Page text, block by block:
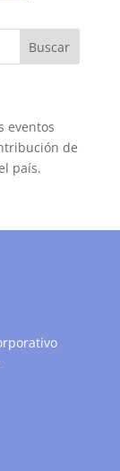
eventos
de
país.